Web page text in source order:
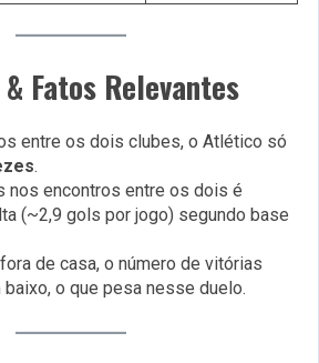
Fatos Relevantes
entre os dois clubes, o Atlético só
.
nos encontros entre os dois é
(~2,9 gols por jogo) segundo base
de casa, o número de vitórias
o que pesa nesse duelo.